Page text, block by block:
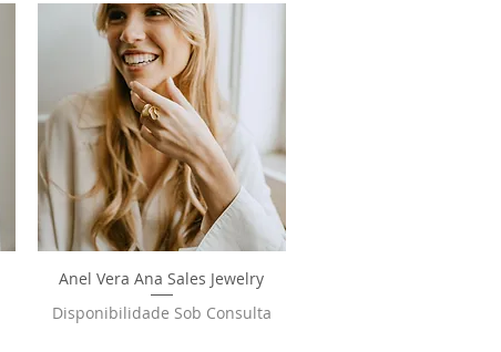
Visualização rápida
Anel Vera Ana Sales Jewelry
Disponibilidade Sob Consulta